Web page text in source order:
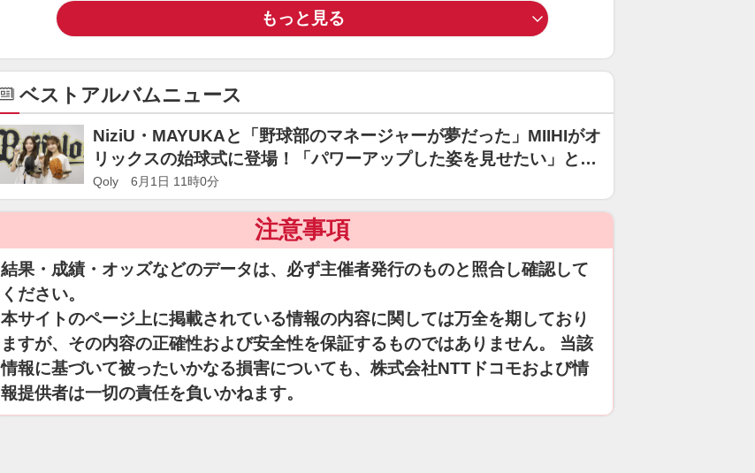
もっと見る
ベストアルバムニュース
NiziU・MAYUKAと「野球部のマネージャーが夢だった」MIIHIがオ
リックスの始球式に登場！「パワーアップした姿を見せたい」と京
セラドームライブへの意気込みも明かす
Qoly 6月1日 11時0分
注意事項
結果・成績・オッズなどのデータは、必ず主催者発行のものと照合し確認して
ください。
本サイトのページ上に掲載されている情報の内容に関しては万全を期しており
ますが、その内容の正確性および安全性を保証するものではありません。 当該
情報に基づいて被ったいかなる損害についても、株式会社NTTドコモおよび情
報提供者は一切の責任を負いかねます。